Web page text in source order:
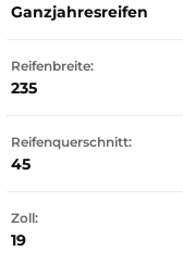
Ganzjahresreifen
Reifenbreite:
235
Reifenquerschnitt:
45
Zoll:
19